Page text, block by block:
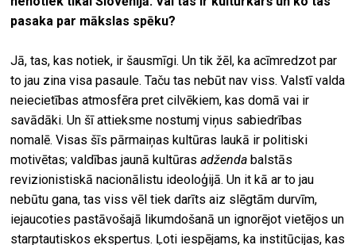
pasaka par mākslas spēku?
Jā, tas, kas notiek, ir šausmīgi. Un tik žēl, ka acīmredzot par
to jau zina visa pasaule. Taču tas nebūt nav viss. Valstī valda
neiecietības atmosfēra pret cilvēkiem, kas domā vai ir
savādāki. Un šī attieksme nostumj viņus sabiedrības
nomalē. Visas šīs pārmaiņas kultūras laukā ir politiski
motivētas; valdības jaunā kultūrasadženda balstās
revizionistiskā nacionālistu ideoloģijā. Un it kā ar to jau
nebūtu gana, tas viss vēl tiek darīts aiz slēgtām durvīm,
iejaucoties pastāvošajā likumdošanā un ignorējot vietējos un
starptautiskos ekspertus. Ļoti iespējams, ka institūcijas, kas